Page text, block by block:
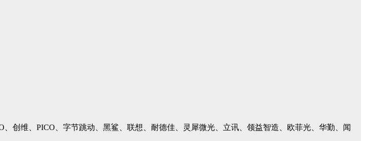
、创维、PICO、字节跳动、黑鲨、联想、耐德佳、灵犀微光、立讯、领益智造、欧菲光、华勤、闻